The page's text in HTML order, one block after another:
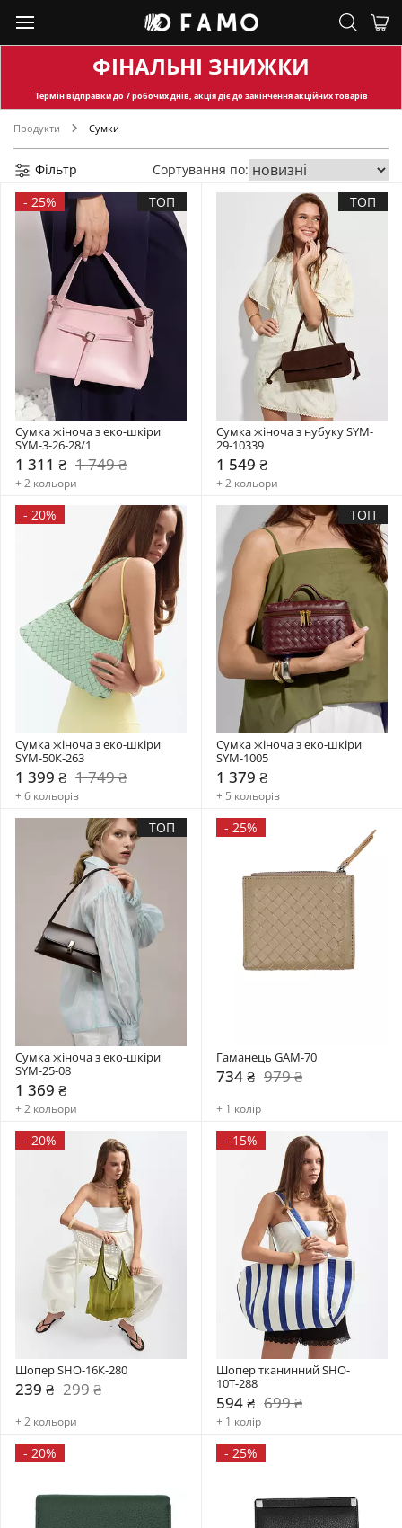
ФІНАЛЬНІ ЗНИЖКИ
Термін відправкидо 7 робочих днів, акція діє до закінчення акційних товарів
Продукти Сумки
Фільтр
Сортування по:
- 25% ТОП
Сумка жіноча з еко-шкіри
SYM-3-26-28/1
1 311 ₴ 1 749 ₴
+ 2 кольори
ТОП
Сумка жіноча з нубуку SYM-
29-10339
1 549 ₴
+ 2 кольори
- 20%
Сумка жіноча з еко-шкіри
SYM-50К-263
1 399 ₴ 1 749 ₴
+ 6 кольорів
ТОП
Сумка жіноча з еко-шкіри
SYM-1005
1 379 ₴
+ 5 кольорів
ТОП
Сумка жіноча з еко-шкіри
SYM-25-08
1 369 ₴
+ 2 кольори
- 25%
Гаманець GAM-70
734 ₴ 979 ₴
+ 1 колір
- 20%
Шопер SHO-16К-280
239 ₴ 299 ₴
+ 2 кольори
- 15%
Шопер тканинний SHO-
10Т-288
594 ₴ 699 ₴
+ 1 колір
- 20% - 25%